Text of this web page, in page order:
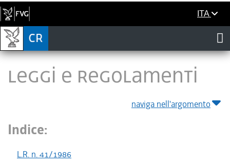
ITA
LEGGI E REGOLAMENTI
naviga nell'argomento
Indice:
L.R. n. 41/1986